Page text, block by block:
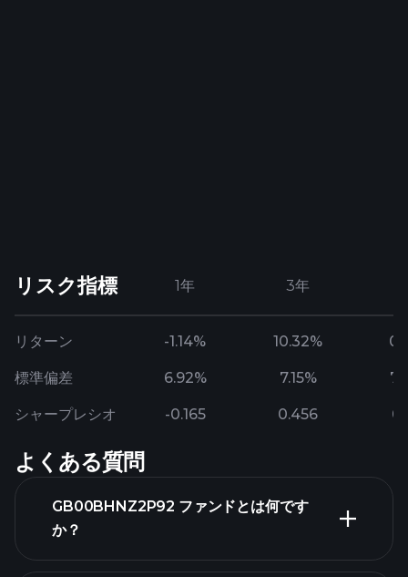
リスク指標 1年 3年
リターン -1.14% 10.32%
標準偏差 6.92% 7.15%
シャープレシオ -0.165 0.456
よくある質問
GB00BHNZ2P92 ファンドとは何です
か？